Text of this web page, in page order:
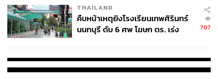
THAILAND
คืบหน้าเหตุยิงโรงเรียนเทพศิรินทร์
นนทบุรี ดับ 6 ศพ โฆษก ตร. เร่ง
707